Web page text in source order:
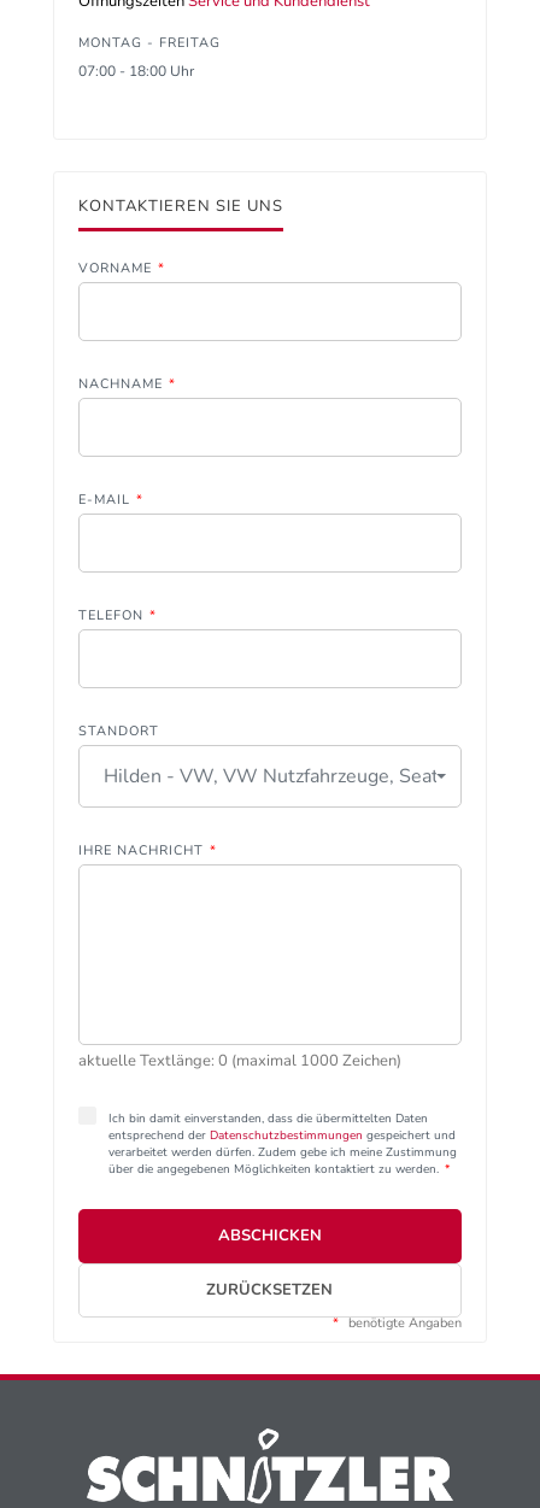
MONTAG - FREITAG
07:00 - 18:00 Uhr
KONTAKTIEREN SIE UNS
VORNAME *
NACHNAME *
E-MAIL *
TELEFON *
STANDORT
Hilden - VW, VW Nutzfahrzeuge, Seat
IHRE NACHRICHT *
aktuelle Textlänge: 0 (maximal 1000 Zeichen)
Ich bin damit einverstanden, dass die übermittelten Daten
entsprechend der Datenschutzbestimmungen gespeichert und
verarbeitet werden dürfen. Zudem gebe ich meine Zustimmung
über die angegebenen Möglichkeiten kontaktiert zu werden. *
ABSCHICKEN
ZURÜCKSETZEN
* benötigte Angaben